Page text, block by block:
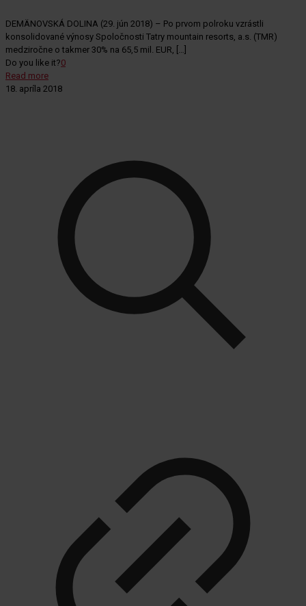
DEMÄNOVSKÁ DOLINA (29. jún 2018) – Po prvom polroku vzrástli
konsolidované výnosy Spoločnosti Tatry mountain resorts, a.s. (TMR)
medziročne o takmer 30% na 65,5 mil. EUR, […]
Do you like it?0
Read more
18. apríla 2018